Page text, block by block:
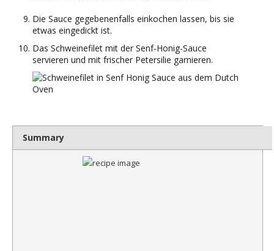
Die Sauce gegebenenfalls einkochen lassen, bis sie
etwas eingedickt ist.
Das Schweinefilet mit der Senf-Honig-Sauce
servieren und mit frischer Petersilie garnieren.
Summary